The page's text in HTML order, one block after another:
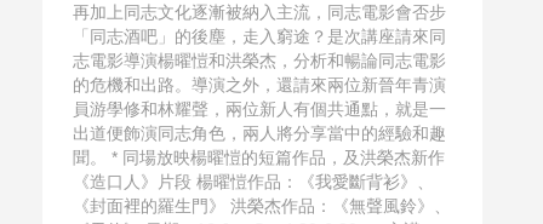
再加上同志文化逐漸被納入主流，同志電影會否步
「同志酒吧」的後塵，走入窮途？是次講座請來同
志電影導演楊曜愷和洪榮杰，分析和暢論同志電影
的危機和出路。導演之外，還請來兩位新晉年青演
員游學修和林耀聲，兩位新人有個共通點，就是一
出道便飾演同志角色，兩人將分享當中的經驗和趣
聞。 * 同場放映楊曜愷的短篇作品，及洪榮杰新作
《造口人》片段 楊曜愷作品：《我愛斷背衫》、
《封面裡的羅生門》 洪榮杰作品：《無聲風鈴》、